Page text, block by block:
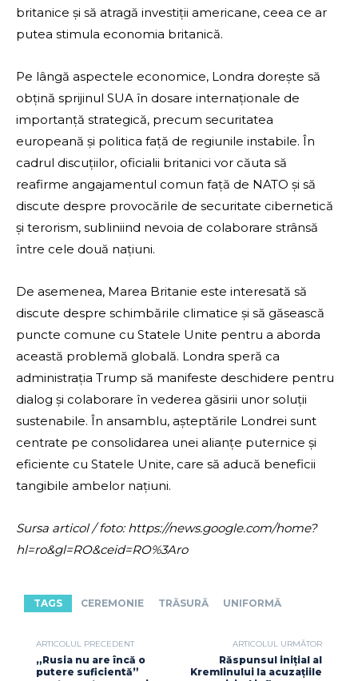
britanice și să atragă investiții americane, ceea ce ar
putea stimula economia britanică.
Pe lângă aspectele economice, Londra dorește să
obțină sprijinul SUA în dosare internaționale de
importanță strategică, precum securitatea
europeană și politica față de regiunile instabile. În
cadrul discuțiilor, oficialii britanici vor căuta să
reafirme angajamentul comun față de NATO și să
discute despre provocările de securitate cibernetică
și terorism, subliniind nevoia de colaborare strânsă
între cele două națiuni.
De asemenea, Marea Britanie este interesată să
discute despre schimbările climatice și să găsească
puncte comune cu Statele Unite pentru a aborda
această problemă globală. Londra speră ca
administrația Trump să manifeste deschidere pentru
dialog și colaborare în vederea găsirii unor soluții
sustenabile. În ansamblu, așteptările Londrei sunt
centrate pe consolidarea unei alianțe puternice și
eficiente cu Statele Unite, care să aducă beneficii
tangibile ambelor națiuni.
Sursa articol / foto: https://news.google.com/home?
hl=ro&gl=RO&ceid=RO%3Aro
TAGS CEREMONIE TRĂSURĂ UNIFORMĂ
ARTICOLUL PRECEDENT
„Rusia nu are încă o
putere suficientă”
ARTICOLUL URMĂTOR
Răspunsul inițial al
Kremlinului la acuzațiile